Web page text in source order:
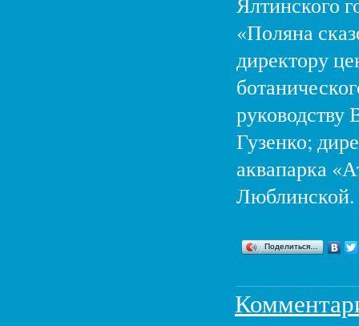
«Поляна
директору
Гузенко;
аквапарка
Люблинской.
Поделиться…